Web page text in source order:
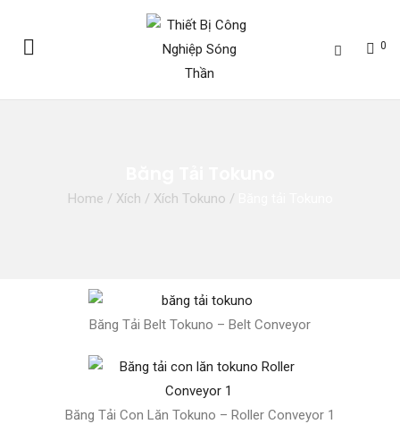
0
Home / Xích / Xích Tokuno /
Băng Tải Belt Tokuno – Belt Conveyor
Băng Tải Con Lăn Tokuno – Roller Conveyor 1